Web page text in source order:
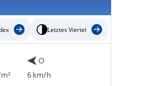
Letztes Viertel
O
6 km/h